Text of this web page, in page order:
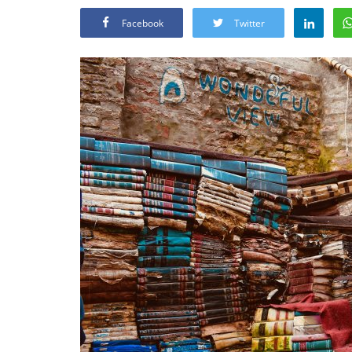
Facebook Twitter